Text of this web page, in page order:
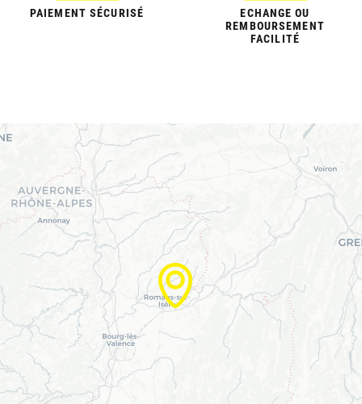
PAIEMENT SÉCURISÉ
ECHANGE OU
REMBOURSEMENT
FACILITÉ